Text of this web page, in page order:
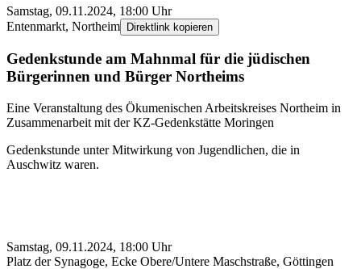
Samstag, 09.11.2024, 18:00 Uhr
Entenmarkt, Northeim Direktlink kopieren
Gedenk­stunde am Mahnmal für die jüdischen
Bürger­innen und Bürger Nort­heims
Eine Veranstaltung des Öku­menischen Arbeits­­kreises Northeim in
Zusammen­­arbeit mit der KZ-Gedenk­­stätte Moringen
Gedenkstunde unter Mit­­wirkung von Jugend­lichen, die in
Auschwitz waren.
Samstag, 09.11.2024, 18:00 Uhr
Platz der Synagoge, Ecke Obere/Untere Masch­straße, Göttingen